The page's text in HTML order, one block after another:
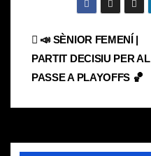
Navegación
de
entradas
📣 SÈNIOR FEMENÍ |
PARTIT DECISIU PER AL
PASSE A PLAYOFFS 🏀